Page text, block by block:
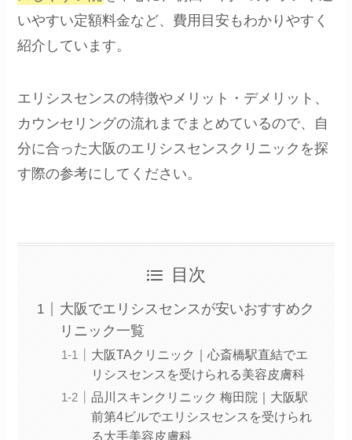
いやすい定額料金など、費用目安もわかりやすく
紹介しています。
エリシスセンスの特徴やメリット・デメリット、
カウンセリングの流れまでまとめているので、自
分に合った大阪のエリシスセンスクリニックを探
す際の参考にしてください。
目次
大阪でエリシスセンスが安いおすすめク
リニック一覧
大阪TAクリニック｜心斎橋駅直結でエ
リシスセンスを受けられる美容皮膚科
品川スキンクリニック 梅田院｜大阪駅
前第4ビルでエリシスセンスを受けられ
る大手美容皮膚科